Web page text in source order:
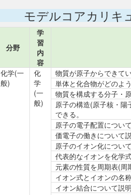
モデルコアカリキ
分野
学
習
内
容
化学(一
般)
化
学
(一
般)
物質が原子からできて
単体と化合物がどのよ
物質を構成する分子・
原子の構造(原子核・
できる。
原子の電子配置につい
価電子の働きについて
原子のイオン化につい
代表的なイオンを化学
元素の性質を周期表(
イオン式とイオンの名
イオン結合について説